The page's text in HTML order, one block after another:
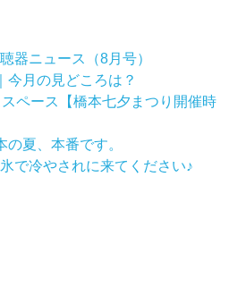
器ニュース（8月号）
今月の見どころは？
ペース【橋本七夕まつり開催時
夏、本番です。
で冷やされに来てください♪